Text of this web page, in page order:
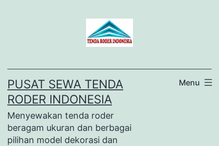
PUSAT SEWA TENDA
RODER INDONESIA
Menyewakan tenda roder
beragam ukuran dan berbagai
pilihan model dekorasi dan
Menu